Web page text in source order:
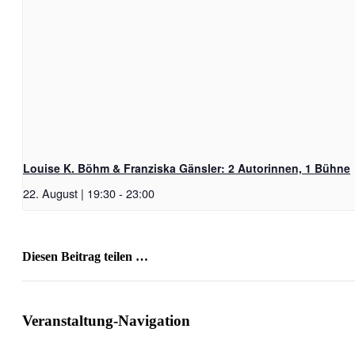
Louise K. Böhm & Franziska Gänsler: 2 Autorinnen, 1 Bühne
22. August | 19:30- 23:00
Diesen Beitrag teilen …
Veranstaltung-Navigation